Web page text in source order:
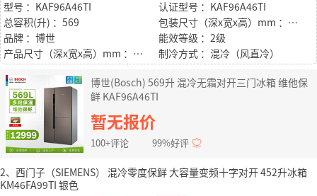
型号 ：KAF96A46TI
认证型号 ：KAF96A46TI
总容积(升) ：569
包装尺寸（深x宽x高）mm ：835*980*1886
品牌 ：博世
能效等级 ：2级
产品尺寸（深x宽x高）mm ：734*912*1756
制冷方式 ：混冷（风直冷）
博世(Bosch) 569升 混冷无霜对开三门冰箱 维他保
鲜 KAF96A46TI
暂无报价
100+评论 99%好评
2、西门子（SIEMENS） 混冷零度保鲜 大容量变频十字对开 452升冰箱
KM46FA99TI 银色